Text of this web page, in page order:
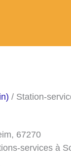
/ Station-
67270
services à